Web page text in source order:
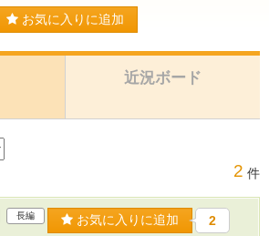
お気に入りに追加
近況ボード
2 件
長編 お気に入りに追加 2